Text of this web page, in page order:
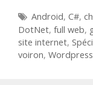
É
t
i
q
Android, C#,
DotNet, full web,
site internet,
voiron, Wordpress